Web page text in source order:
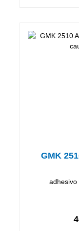
GMK
adhesivo